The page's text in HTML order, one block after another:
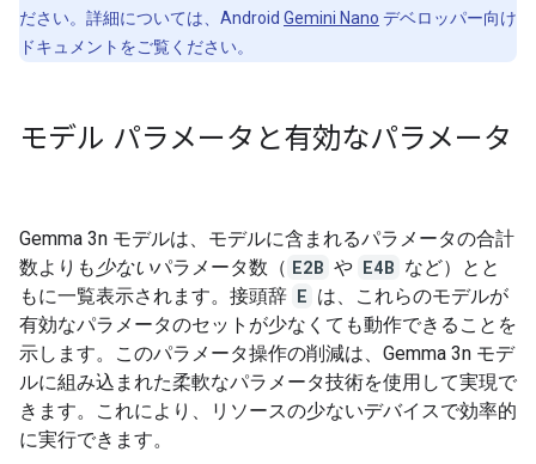
ださい。詳細については、Android Gemini Nano デベロッパー向け
ドキュメントをご覧ください。
モデル パラメータと有効なパラメータ
Gemma 3n モデルは、モデルに含まれるパラメータの合計
数よりも 少ないパラメータ数（ E2B や E4B など）とと
もに一覧表示されます。接頭辞 E は、これらのモデルが
有効なパラメータのセットが少なくても動作できることを
示します。このパラメータ操作の削減は、Gemma 3n モデ
ルに組み込まれた柔軟なパラメータ技術を使用して実現で
きます。これにより、リソースの少ないデバイスで効率的
に実行できます。